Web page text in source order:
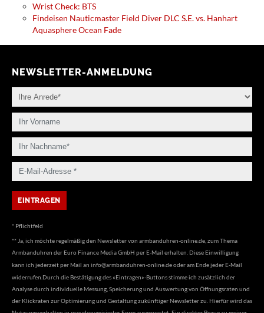
Wrist Check: BTS
Findeisen Nauticmaster Field Diver DLC S.E. vs. Hanhart
Aquasphere Ocean Fade
NEWSLETTER-ANMELDUNG
* Pflichtfeld
** Ja, ich möchte regelmäßig den Newsletter von armbanduhren-online.de, zum Thema
Armbanduhren der Euro Finance Media GmbH per E-Mail erhalten. Diese Einwilligung
kann ich jederzeit per Mail an info@armbanduhren-online.deoder am Ende jeder E-Mail
widerrufen.Durch die Bestätigung des «Eintragen»-Buttons stimme ich zusätzlich der
Analyse durch individuelle Messung, Speicherung und Auswertung von Öffnungsraten und
der Klickraten zur Optimierung und Gestaltung zukünftiger Newsletter zu. Hierfür wird das